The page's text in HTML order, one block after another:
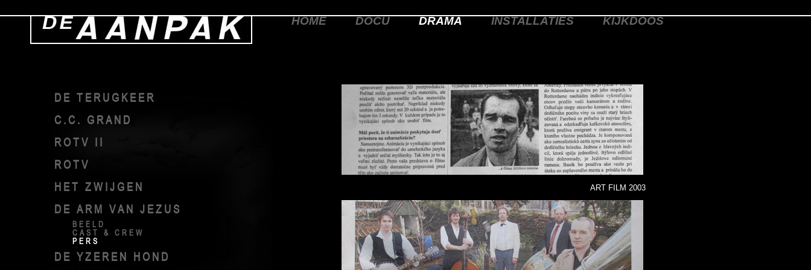
HOME DOCU DRAMA INSTALLATIES KIJKDOOS
DE TERUGKEER
C.C. GRAND
ROTV II
ROTV
HET ZWIJGEN
DE ARM VAN JEZUS
BEELD
CAST & CREW
PERS
DE YZEREN HOND
ART FILM 2003